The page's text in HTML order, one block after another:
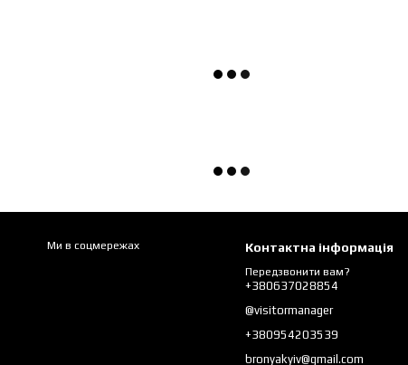
Ми в соцмережах Контактна інформація
Передзвонити вам?
+380637028854
@visitormanager
+380954203539
bronyakyiv@gmail.com